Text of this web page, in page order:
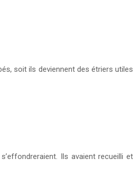
soit ils deviennent des étriers utiles
Ils avaient recueilli et